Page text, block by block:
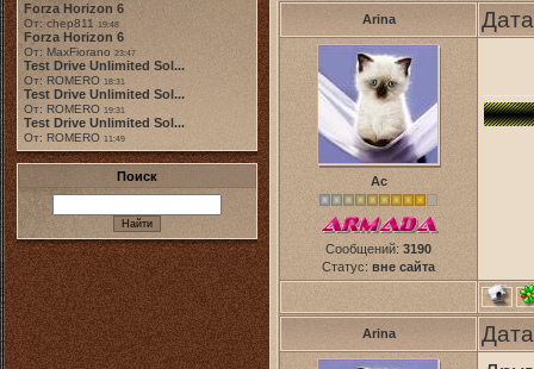
Forza Horizon 6
От: chep811 19:48
Forza Horizon 6
От: MaxFiorano 23:47
Test Drive Unlimited Sol...
От: ROMERO 18:31
Test Drive Unlimited Sol...
От: ROMERO 19:31
Test Drive Unlimited Sol...
От: ROMERO 11:49
Поиск
Arina
Ас
Сообщений: 3190
Статус: вне сайта
Arina